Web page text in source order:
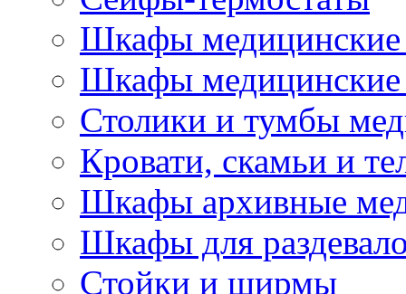
Шкафы медицинские
Шкафы медицинские
Столики и тумбы
Кровати, скамьи и
Шкафы архивные
Шкафы для
Стойки и ширмы